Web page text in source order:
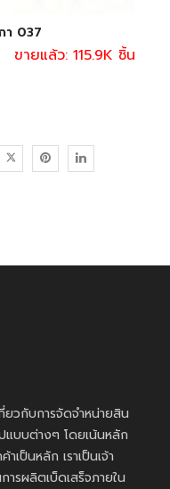
า 037
ขายแล้ว: 115.9K ชิ้น
ยวกับการจัดจำหน่ายสิน
แบบต่างๆ โดยเน้นหลัก
เป็นหลัก เราเป็นเจ้า
ารผลิตเบ็ดเสร็จภายใน